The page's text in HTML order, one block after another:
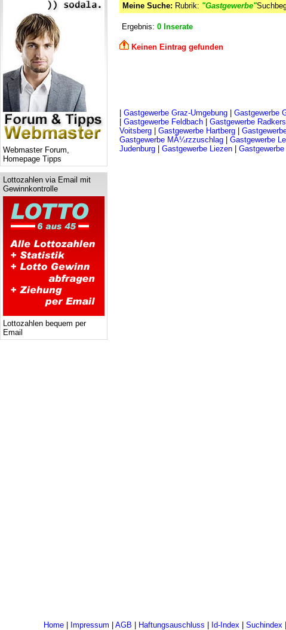
Webmaster Forum,
Homepage Tipps
Lottozahlen via Email mit
Gewinnkontrolle
Lottozahlen bequem per
Email
Meine Suche: Rubrik: "Gastgewerbe"
Ergebnis: 0 Inserate
Keinen Eintrag gefunden
Gastgewerbe Graz-Umgebung Gastgewerbe
Gastgewerbe Feldbach Gastgewerbe
Voitsberg
Gastgewerbe Hartberg
Gastgewerbe MÃ¼rzzuschlag
Gastgewerbe
Judenburg
Gastgewerbe Liezen
Home| Impressum AGB Haftungsauschluss Id-Index| Suchindex|